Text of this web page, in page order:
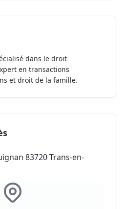
dans le droit
en transactions
et droit de la famille.
83720 Trans-en-